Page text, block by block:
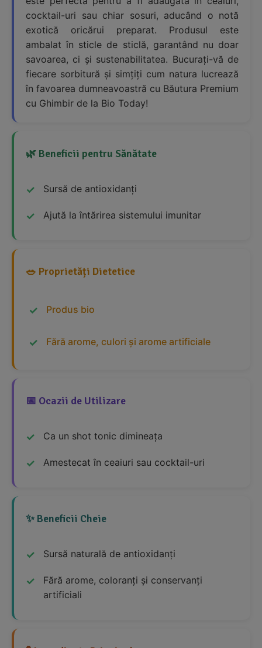
cocktail-uri sau chiar sosuri, aducând o notă
exotică oricărui preparat. Produsul este
ambalat în sticle de sticlă, garantând nu doar
savoarea, ci și sustenabilitatea. Bucurați-vă de
fiecare sorbitură și simțiți cum natura lucrează
în favoarea dumneavoastră cu Băutura Premium
cu Ghimbir de la Bio Today!
🌿 Beneficii pentru Sănătate
Sursă de antioxidanți
Ajută la întărirea sistemului imunitar
🥗 Proprietăți Dietetice
Produs bio
Fără arome, culori și arome artificiale
📅 Ocazii de Utilizare
Ca un shot tonic dimineața
Amestecat în ceaiuri sau cocktail-uri
✨ Beneficii Cheie
Sursă naturală de antioxidanți
Fără arome, coloranți și conservanți
artificiali